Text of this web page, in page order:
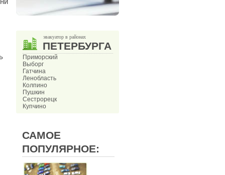
эвакуатор в районах
ПЕТЕРБУРГА
Приморский
Выборг
Гатчина
Ленобласть
Колпино
Пушкин
Сестрорецк
Купчино
САМОЕ
ПОПУЛЯРНОЕ: